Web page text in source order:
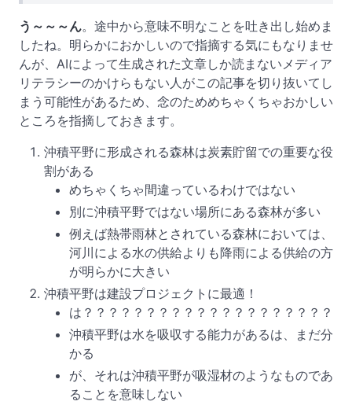
う～～～ん。途中から意味不明なことを吐き出し始めま
したね。明らかにおかしいので指摘する気にもなりませ
んが、AIによって生成された文章しか読まないメディア
リテラシーのかけらもない人がこの記事を切り抜いてし
まう可能性があるため、念のためめちゃくちゃおかしい
ところを指摘しておきます。
沖積平野に形成される森林は炭素貯留での重要な役
割がある
めちゃくちゃ間違っているわけではない
別に沖積平野ではない場所にある森林が多い
例えば熱帯雨林とされている森林においては、
河川による水の供給よりも降雨による供給の方
が明らかに大きい
沖積平野は建設プロジェクトに最適！
は？？？？？？？？？？？？？？？？？？？？
沖積平野は水を吸収する能力があるは、まだ分
かる
が、それは沖積平野が吸湿材のようなものであ
ることを意味しない